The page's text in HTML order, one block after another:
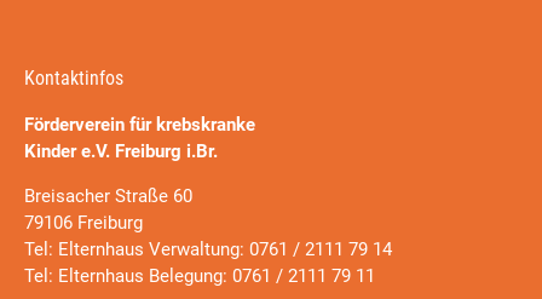
Kontaktinfos
Förderverein für krebskranke
Kinder e.V. Freiburg i.Br.
Breisacher Straße 60
79106 Freiburg
Tel: Elternhaus Verwaltung: 0761 / 2111 79 14
Tel: Elternhaus Belegung: 0761 / 2111 79 11